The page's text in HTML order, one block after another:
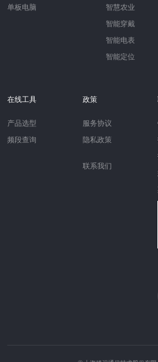
单板电脑
智慧农业
智能穿戴
智能电表
智能定位
在线工具
产品选型
频段查询
政策
服务协议
隐私政策
联系我们